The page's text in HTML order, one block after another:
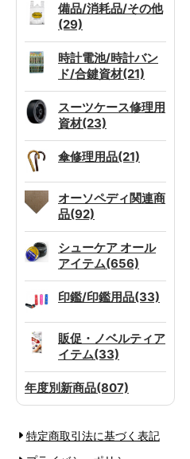
備品/消耗品/その他
(29)
時計電池/時計バン
ド/合鍵資材(21)
スーツケース修理用
資材(23)
傘修理用品(21)
オーソペディ関連商
品(92)
シューケア オール
アイテム(656)
印鑑/印鑑用品(33)
販促・ノベルティア
イテム(33)
年度別新商品(807)
特定商取引法に基づく表記